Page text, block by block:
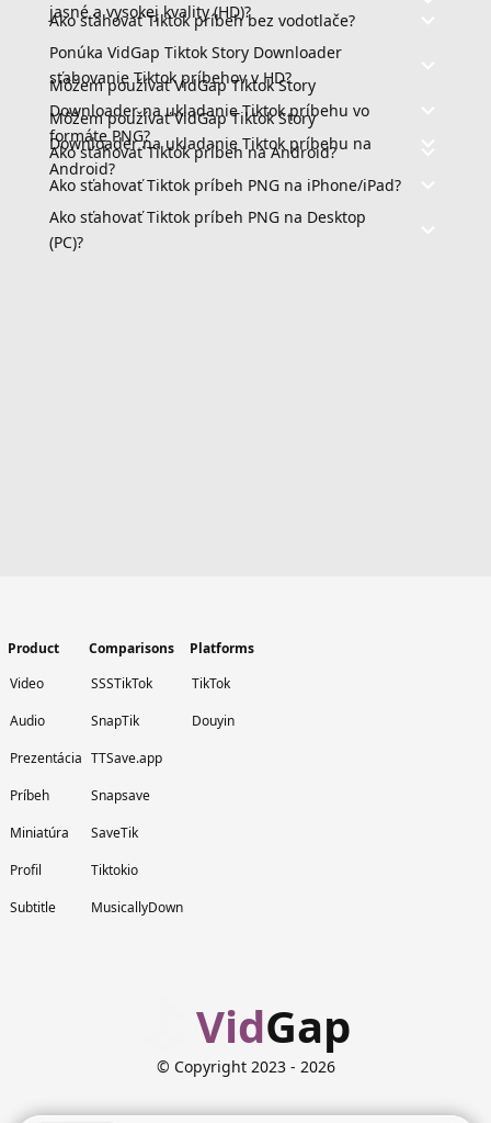
jasné a vysokej kvality (HD)?
Ako sťahovať Tiktok príbeh bez vodotlače?
Ponúka VidGap Tiktok Story Downloader
sťahovanie Tiktok príbehov v HD?
Môžem používať VidGap Tiktok Story
Downloader na ukladanie Tiktok príbehu vo
formáte PNG?
Môžem používať VidGap Tiktok Story
Downloader na ukladanie Tiktok príbehu na
Android?
Ako sťahovať Tiktok príbeh na Android?
Ako sťahovať Tiktok príbeh PNG na iPhone/iPad?
Ako sťahovať Tiktok príbeh PNG na Desktop
(PC)?
Product
Video
Audio
Prezentácia
Príbeh
Miniatúra
Profil
Subtitle
Comparisons
SSSTikTok
SnapTik
TTSave.app
Snapsave
SaveTik
Tiktokio
MusicallyDown
Platforms
TikTok
Douyin
VidGap
© Copyright 2023 - 2026